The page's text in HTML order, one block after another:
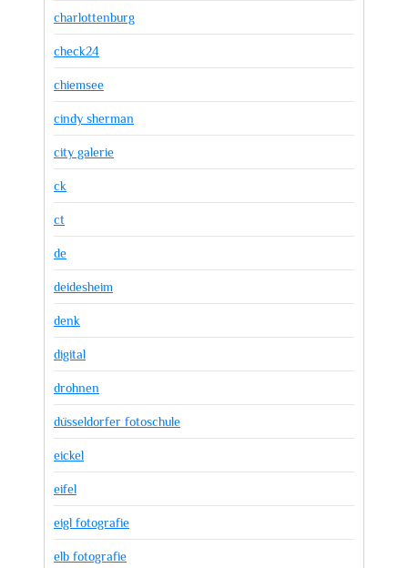
charlottenburg
check24
chiemsee
cindy sherman
city galerie
ck
ct
de
deidesheim
denk
digital
drohnen
düsseldorfer fotoschule
eickel
eifel
eigl fotografie
elb fotografie